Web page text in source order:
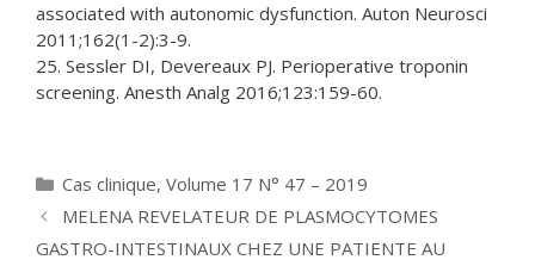
associated with autonomic dysfunction. Auton Neurosci
2011;162(1-2):3-9.
25. Sessler DI, Devereaux PJ. Perioperative troponin
screening. Anesth Analg 2016;123:159-60.
Catégories
Cas clinique, Volume 17 N° 47 – 2019
MELENA REVELATEUR DE PLASMOCYTOMES
GASTRO-INTESTINAUX CHEZ UNE PATIENTE AU